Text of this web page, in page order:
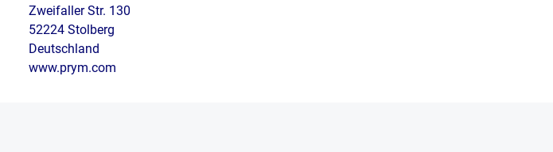
Zweifaller Str. 130
52224 Stolberg
Deutschland
www.prym.com